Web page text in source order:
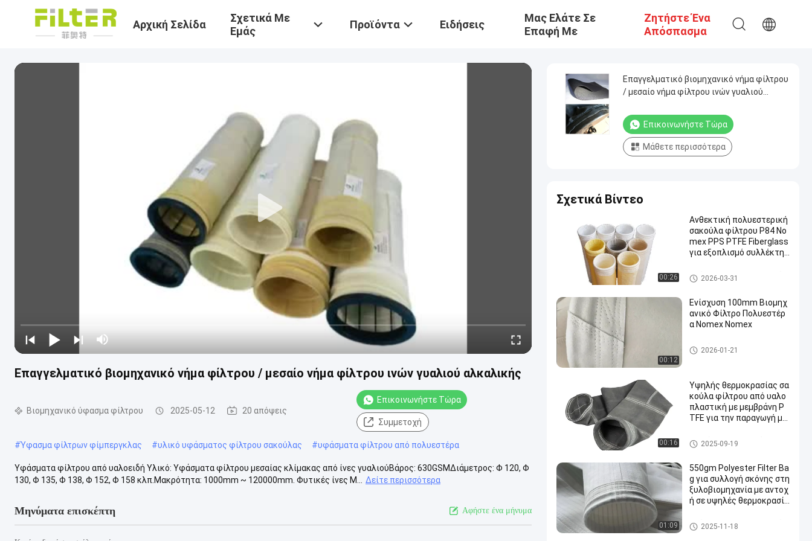
Αρχική Σελίδα
Σχετικά Με
Εμάς
Προϊόντα Ειδήσεις
Μας Ελάτε Σε
Επαφή Με
Ζητήστε Ένα
Απόσπασμα
Επαγγελματικό βιομηχανικό νήμα φίλτρου / μεσαίο νήμα φίλτρου ινών γυαλιού αλκαλικής
Βιομηχανικό ύφασμα φίλτρου 2025-05-12 20 απόψεις
Επικοινωνήστε Τώρα
Συμμετοχή
#Ύφασμα φίλτρων φίμπεργκλας #υλικό υφάσματος φίλτρου σακούλας #υφάσματα φίλτρου από πολυεστέρα
Υφάσματα φίλτρου από υαλοειδή Υλικό: Υφάσματα φίλτρου μεσαίας κλίμακας από ίνες γυαλιούΒάρος: 630GSMΔιάμετρος: Φ 120, Φ
130, Φ 135, Φ 138, Φ 152, Φ 158 κλπ.Μακρότητα: 1000mm ~ 120000mm. Φυτικές ίνες Μ...
Δείτε περισσότερα
Μηνύματα επισκέπτη Αφήστε ένα μήνυμα
Επαγγελματικό βιομηχανικό νήμα φίλτρου
/ μεσαίο νήμα φίλτρου ινών γυαλιού
Επικοινωνήστε Τώρα
Μάθετε περισσότερα
Σχετικά Βίντεο
00:26
Ανθεκτική πολυεστερική
σακούλα φίλτρου P84 No
mex PPS PTFE Fiberglass
για εξοπλισμό συλλέκτη
Τσάντα φίλτρων πολυεστέρ
α
2026-03-31
00:12
Ενίσχυση 100mm Βιομηχ
ανικό Φίλτρο Πολυεστέρ
α Nomex Nomex
σακούλες φίλτρου υψηλής θ
ερμοκρασίας
2026-01-21
00:16
Υψηλής θερμοκρασίας σα
κούλα φίλτρου από υαλο
πλαστική με μεμβράνη P
TFE για την παραγωγή μα
σακούλα φίλτρου από γυαλί ί
να
2025-09-19
01:09
550gm Polyester Filter Ba
g για συλλογή σκόνης στη
ξυλοβιομηχανία με αντοχ
ή σε υψηλές θερμοκρασίε
Τσάντα φίλτρων πολυεστέρ
α
2025-11-18